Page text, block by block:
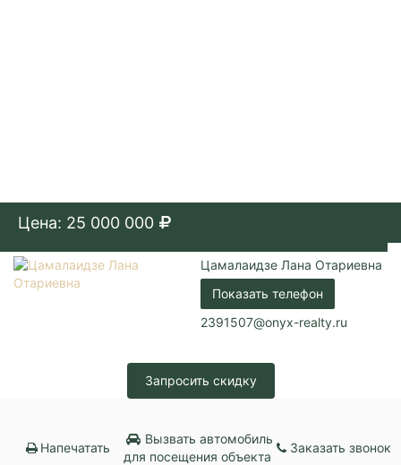
Цена: 25 000 000
Цамалаидзе Лана Отариевна
Показать телефон
2391507@onyx-realty.ru
Запросить скидку
Напечатать
Вызвать автомобиль
для посещения объекта
Заказать звонок